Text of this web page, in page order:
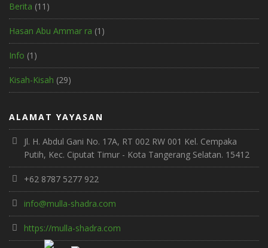
Berita (11)
Hasan Abu Ammar ra (1)
Info (1)
Kisah-Kisah (29)
ALAMAT YAYASAN
Jl. H. Abdul Gani No. 17A, RT 002 RW 001 Kel. Cempaka
Putih, Kec. Ciputat Timur - Kota Tangerang Selatan. 15412
+62 8787 5277 922
info@mulla-shadra.com
https://mulla-shadra.com